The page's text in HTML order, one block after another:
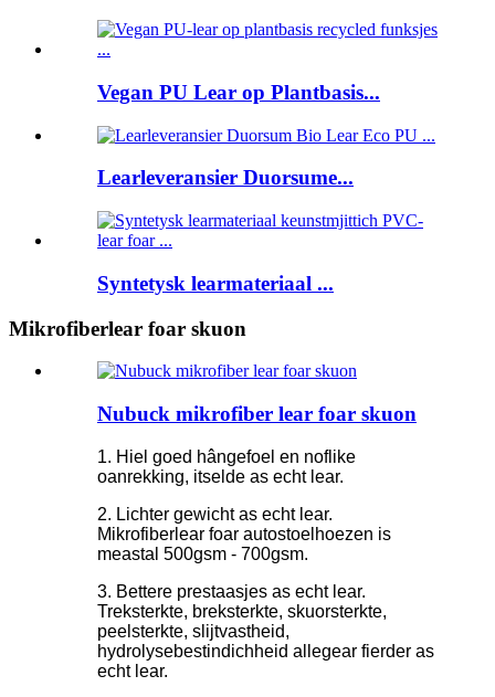
Vegan PU Lear op Plantbasis...
Learleveransier Duorsume...
Syntetysk learmateriaal ...
Mikrofiberlear foar skuon
Nubuck mikrofiber lear foar skuon
1. Hiel goed hângefoel en noflike
oanrekking, itselde as echt lear.
2. Lichter gewicht as echt lear.
Mikrofiberlear foar autostoelhoezen is
meastal 500gsm - 700gsm.
3. Bettere prestaasjes as echt lear.
Treksterkte, breksterkte, skuorsterkte,
peelsterkte, slijtvastheid,
hydrolysebestindichheid allegear fierder as
echt lear.